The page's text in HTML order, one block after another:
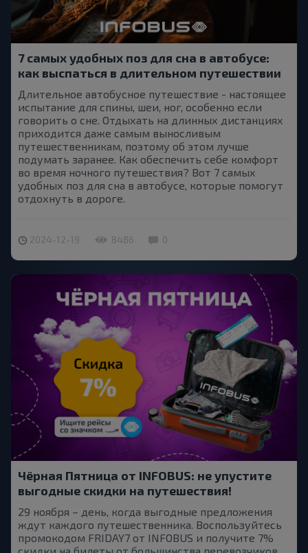
7 самых удобных поз для сна в автобусе:
как выспаться в длительном путешествии
Длительное автобусное путешествие - настоящее
испытание для спины, шеи, ног, особенно если
говорить о сне. Отдыхать на длинных дистанциях
приходится даже самым выносливым
путешественникам, поэтому об этом лучше
подумать заранее. Как обеспечить себе комфорт
во время ночного путешествия? Вот 7 самых
удобных поз для сна в автобусе, которые помогут
отдохнуть в дороге.
2024-12-19 8486 0
Чёрная Пятница от INFOBUS: не упустите
выгодные скидки на путешествия!
29 ноября – день, когда выгодные предложения
ждут каждого путешественника. Воспользуйтесь
промокодом FRIDAY7 от INFOBUS и получите 7%
скидки на билеты от большинства перевозчиков.